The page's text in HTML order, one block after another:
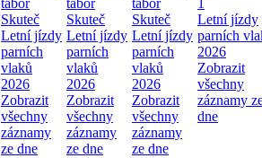
tábor
Skuteč
Letní jízdy
parních
vlaků
2026
Zobrazit
všechny
záznamy
ze dne
tábor
Skuteč
Letní jízdy
parních
vlaků
2026
Zobrazit
všechny
záznamy
ze dne
tábor
Skuteč
Letní jízdy
parních
vlaků
2026
Zobrazit
všechny
záznamy
ze dne
1
Letní jízdy
parních
2026
Zobrazit
všechny
záznamy
dne